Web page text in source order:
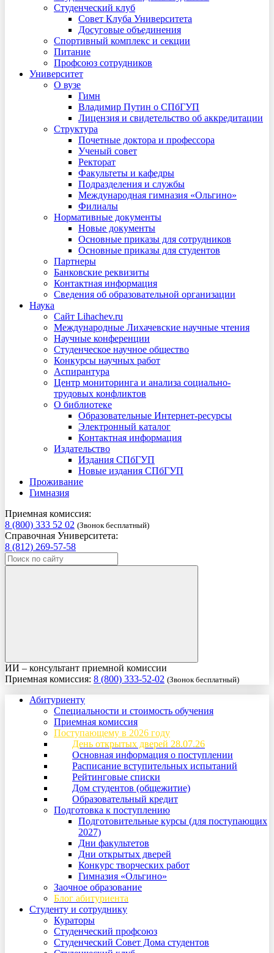
Студенческий клуб
Совет Клуба Университета
Досуговые объединения
Спортивный комплекс и секции
Питание
Профсоюз сотрудников
Университет
О вузе
Гимн
Владимир Путин о СПбГУП
Лицензия и свидетельство об аккредитации
Структура
Почетные доктора и профессора
Ученый совет
Ректорат
Факультеты и кафедры
Подразделения и службы
Международная гимназия «Ольгино»
Филиалы
Нормативные документы
Новые документы
Основные приказы для сотрудников
Основные приказы для студентов
Партнеры
Банковские реквизиты
Контактная информация
Сведения об образовательной организации
Наука
Сайт Lihachev.ru
Международные Лихачевские научные чтения
Научные конференции
Студенческое научное общество
Конкурсы научных работ
Аспирантура
Центр мониторинга и анализа социально-
трудовых конфликтов
О библиотеке
Образовательные Интернет-ресурсы
Электронный каталог
Контактная информация
Издательство
Издания СПбГУП
Новые издания СПбГУП
Проживание
Гимназия
Приемная комиссия:
8 (800) 333 52 02 (Звонок бесплатный)
Справочная Университета:
8 (812) 269-57-58
ИИ – консультант приемной комиссии
Приемная комиссия: 8 (800) 333-52-02 (Звонок бесплатный)
Абитуриенту
Специальности и стоимость обучения
Приемная комиссия
Поступающему в 2026 году
День открытых дверей 28.07.26
Основная информация о поступлении
Расписание вступительных испытаний
Рейтинговые списки
Дом студентов (общежитие)
Образовательный кредит
Подготовка к поступлению
Подготовительные курсы (для поступающих
2027)
Дни факультетов
Дни открытых дверей
Конкурс творческих работ
Гимназия «Ольгино»
Заочное образование
Блог абитуриента
Студенту и сотруднику
Кураторы
Студенческий профсоюз
Студенческий Совет Дома студентов